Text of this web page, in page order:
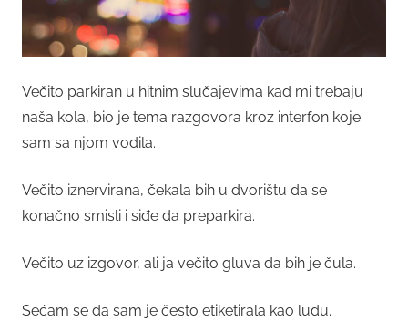
Večito parkiran u hitnim slučajevima kad mi trebaju
naša kola, bio je tema razgovora kroz interfon koje
sam sa njom vodila.
Večito iznervirana, čekala bih u dvorištu da se
konačno smisli i siđe da preparkira.
Večito uz izgovor, ali ja večito gluva da bih je čula.
Sećam se da sam je često etiketirala kao ludu.